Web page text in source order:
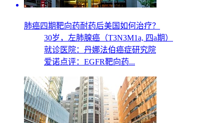
肺癌四期靶向药耐药后美国如何治疗？
30岁， 左肺腺癌（T3N3M1a, 四a期）
就诊医院：丹娜法伯癌症研究院
爱诺点评：EGFR靶向药...